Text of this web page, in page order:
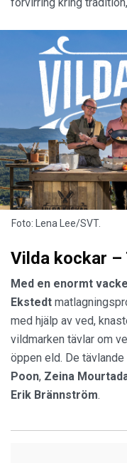
Foto: Lena Lee/SVT.
Vilda kockar –
Med en enormt
Ekstedt
med hjälp av ved,
vildmarken tävlar om
öppen eld. De tävlande
Poon, Zeina
Erik Brännström.